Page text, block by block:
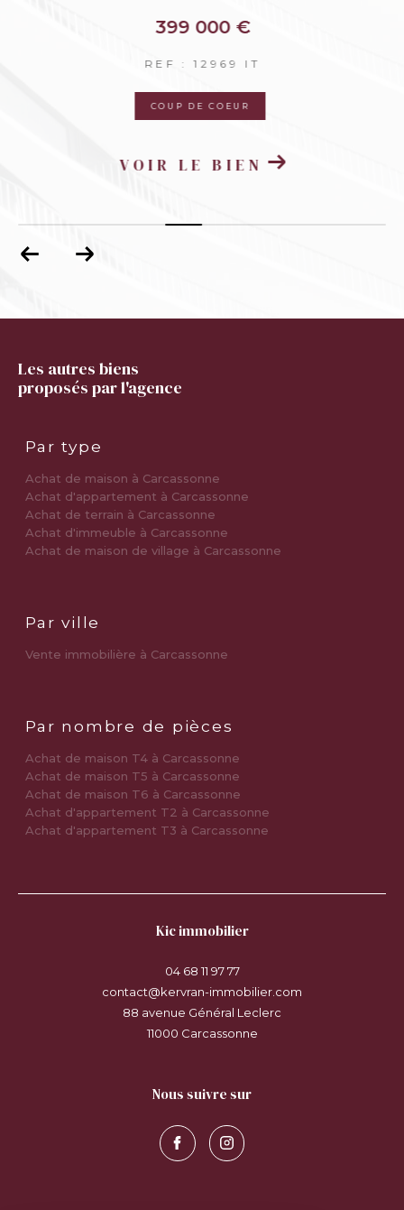
399 000 €
REF : 12969 IT
COUP DE COEUR
VOIR LE BIEN
Les autres biens
proposés par l'agence
Par type
Achat de maison à Carcassonne
Achat d'appartement à Carcassonne
Achat de terrain à Carcassonne
Achat d'immeuble à Carcassonne
Achat de maison de village à Carcassonne
Par ville
Vente immobilière à Carcassonne
Par nombre de pièces
Achat de maison T4 à Carcassonne
Achat de maison T5 à Carcassonne
Achat de maison T6 à Carcassonne
Achat d'appartement T2 à Carcassonne
Achat d'appartement T3 à Carcassonne
kic immobilier
04 68 11 97 77
contact@kervran-immobilier.com
88 avenue Général Leclerc
11000
carcassonne
nous suivre sur